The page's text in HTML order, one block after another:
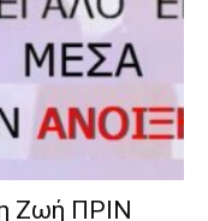
Ζωή ΠΡΙΝ